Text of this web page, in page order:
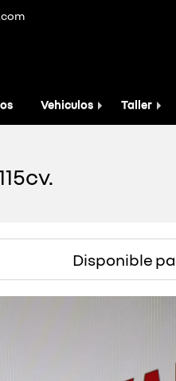
Vehiculos Taller
Disponible